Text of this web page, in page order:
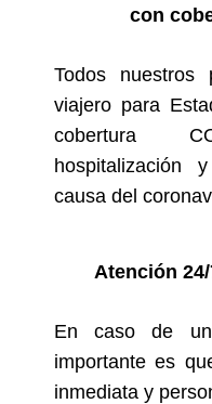
con
Todos nuestros
viajero para
cobertura
hospitalización
causa del
Atención
En caso de
importante es
inmediata y